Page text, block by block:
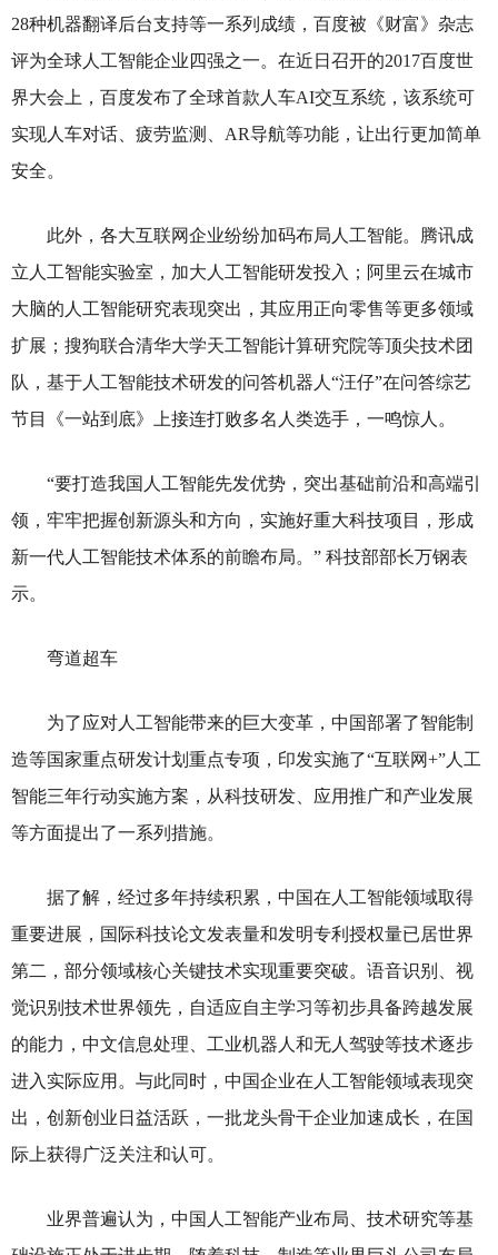
28种机器翻译后台支持等一系列成绩，百度被《财富》杂志
评为全球人工智能企业四强之一。在近日召开的2017百度世
界大会上，百度发布了全球首款人车AI交互系统，该系统可
实现人车对话、疲劳监测、AR导航等功能，让出行更加简单
安全。
此外，各大互联网企业纷纷加码布局人工智能。腾讯成
立人工智能实验室，加大人工智能研发投入；阿里云在城市
大脑的人工智能研究表现突出，其应用正向零售等更多领域
扩展；搜狗联合清华大学天工智能计算研究院等顶尖技术团
队，基于人工智能技术研发的问答机器人“汪仔”在问答综艺
节目《一站到底》上接连打败多名人类选手，一鸣惊人。
“要打造我国人工智能先发优势，突出基础前沿和高端引
领，牢牢把握创新源头和方向，实施好重大科技项目，形成
新一代人工智能技术体系的前瞻布局。” 科技部部长万钢表
示。
弯道超车
为了应对人工智能带来的巨大变革，中国部署了智能制
造等国家重点研发计划重点专项，印发实施了“互联网+”人工
智能三年行动实施方案，从科技研发、应用推广和产业发展
等方面提出了一系列措施。
据了解，经过多年持续积累，中国在人工智能领域取得
重要进展，国际科技论文发表量和发明专利授权量已居世界
第二，部分领域核心关键技术实现重要突破。语音识别、视
觉识别技术世界领先，自适应自主学习等初步具备跨越发展
的能力，中文信息处理、工业机器人和无人驾驶等技术逐步
进入实际应用。与此同时，中国企业在人工智能领域表现突
出，创新创业日益活跃，一批龙头骨干企业加速成长，在国
际上获得广泛关注和认可。
业界普遍认为，中国人工智能产业布局、技术研究等基